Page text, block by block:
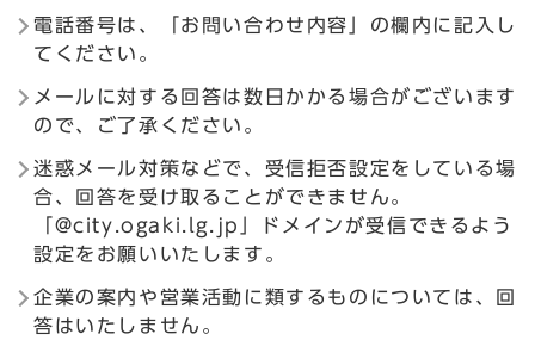
電話番号は、「お問い合わせ内容」の欄内に記入し
てください。
メールに対する回答は数日かかる場合がございます
ので、ご了承ください。
迷惑メール対策などで、受信拒否設定をしている場
合、回答を受け取ることができません。
「@city.ogaki.lg.jp」ドメインが受信できるよう
設定をお願いいたします。
企業の案内や営業活動に類するものについては、回
答はいたしません。